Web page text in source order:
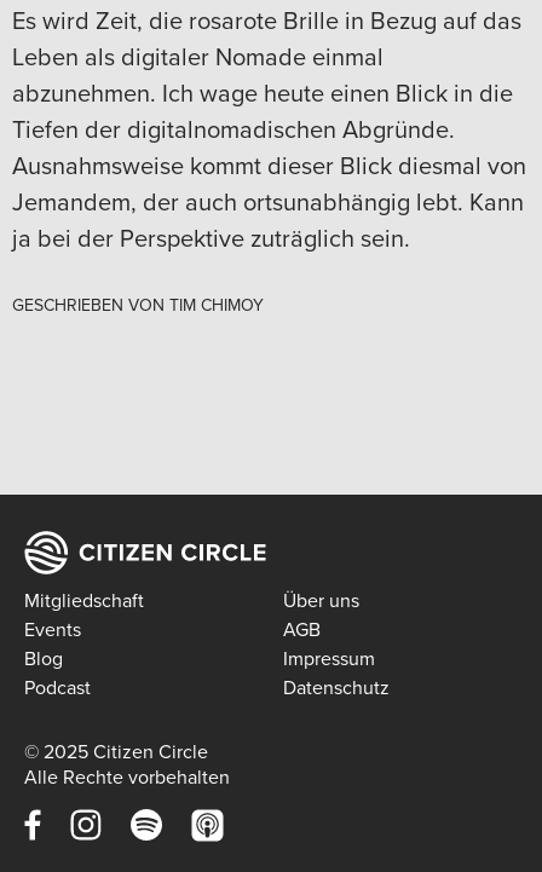
Es wird Zeit, die rosarote Brille in Bezug auf das
Leben als digitaler Nomade einmal
abzunehmen. Ich wage heute einen Blick in die
Tiefen der digitalnomadischen Abgründe.
Ausnahmsweise kommt dieser Blick diesmal von
Jemandem, der auch ortsunabhängig lebt. Kann
ja bei der Perspektive zuträglich sein.
GESCHRIEBEN VON TIM CHIMOY
Mitgliedschaft
Events
Blog
Podcast
Über uns
AGB
Impressum
Datenschutz
© 2025 Citizen Circle
Alle Rechte vorbehalten